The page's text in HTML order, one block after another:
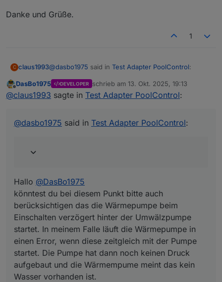
Ziel ist ein vollständig modulares, intelligentes und
💬 Feedback, Ideen oder Vorschläge aus der
Danke und Grüße.
1
C claus1993@dasbo1975 said in Test Adapter PoolControl:
Wärmepumpen- / Heizungssteuerung
Nachlaufzeit
könntest du bei diesem Punkt bitte auch
berücksichtigen das die Wärmepumpe beim
aufgebaut und die Wärmempume meint das kein
Wasser vorhanden ist.
Offline
DasBo1975 DEVELOPER schrieb am 13. Okt. 2025, 19:13
zuletzt editiert von
@claus1993 sagte in Test Adapter PoolControl:
@dasbo1975 said in Test Adapter PoolControl:
Hallo @DasBo1975
könntest du bei diesem Punkt bitte auch
berücksichtigen das die Wärmepumpe beim
Einschalten verzögert hinter der Umwälzpumpe
startet. In meinem Falle läuft die Wärmepumpe in
einen Error, wenn diese zeitgleich mit der Pumpe
startet. Die Pumpe hat dann noch keinen Druck
aufgebaut und die Wärmempume meint das kein
Wasser vorhanden ist.